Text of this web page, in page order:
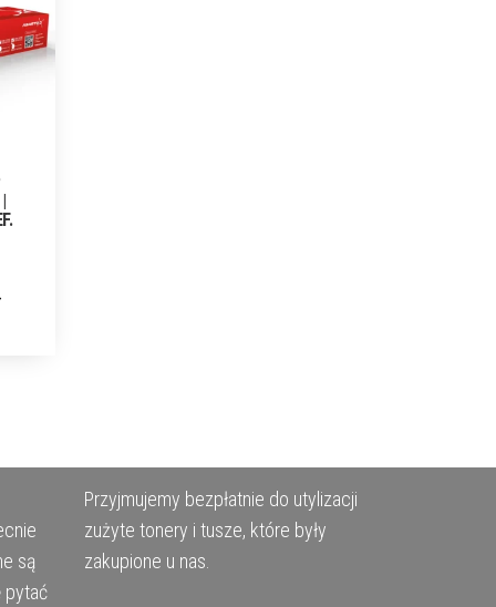
są
pytać
Przyjmujemy bezpłatnie do utylizacji
zużyte tonery i tusze, które były
zakupione u nas.